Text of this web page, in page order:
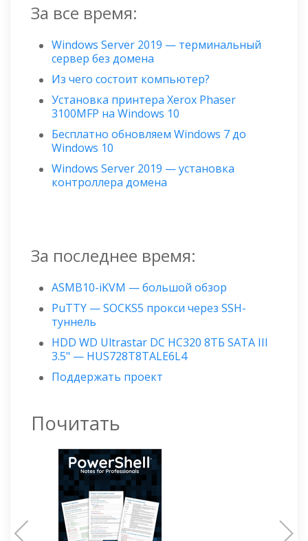
За все время:
Windows Server 2019 — терминальный
сервер без домена
Из чего состоит компьютер?
Установка принтера Xerox Phaser
3100MFP на Windows 10
Бесплатно обновляем Windows 7 до
Windows 10
Windows Server 2019 — установка
контроллера домена
За последнее время:
ASMB10-iKVM — большой обзор
PuTTY — SOCKS5 прокси через SSH-
туннель
HDD WD Ultrastar DC HC320 8ТБ SATA III
3.5" — HUS728T8TALE6L4
Поддержать проект
Почитать